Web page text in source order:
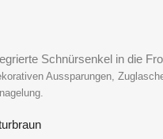
Schnürsenkel in die
Aussparungen,